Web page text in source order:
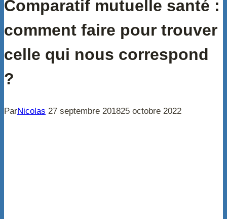
Comparatif mutuelle santé :
comment faire pour trouver
celle qui nous correspond
?
ParNicolas 27 septembre 201825 octobre 2022